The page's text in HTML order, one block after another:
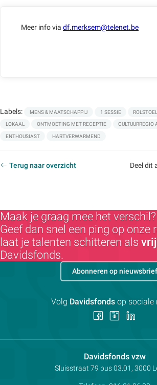
Meer info via df.merksem@telenet.be
Labels: MENS & MAATSCHAPPIJ 1 SESSIE
LOKAAL ONTMOETING MET RECEPTIE CULTUURREGIO
ENTHOUSIAST HARTVERWARMEND
Terug naar overzicht Deel dit
Maak je graag mee het verschil?
Geef dan snel een ping op onze
laat je talenten schitteren als
Davidsfonds.
Davidsfonds vzw
Adres:
Sluisstraat 79 bus 03.01, 3000
Abonneren op nieuwsbrief
Volg Davidsfondsop sociale
Volg
ons
Volg